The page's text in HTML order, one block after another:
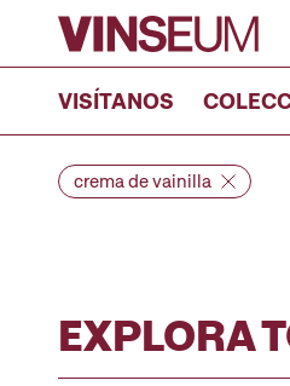
Ir al contenido
VISÍTANOS
crema de vainilla
EXPLORA